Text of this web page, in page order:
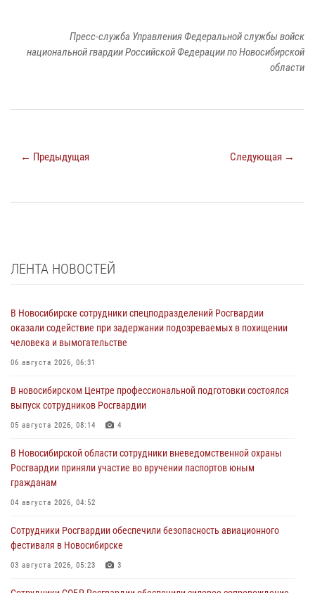
Пресс-служба Управления Федеральной службы войск
национальной гвардии Российской Федерации по Новосибирской
области
← Предыдущая Следующая →
ЛЕНТА НОВОСТЕЙ
В Новосибирске сотрудники спецподразделений Росгвардии
оказали содействие при задержании подозреваемых в похищении
человека и вымогательстве
06 августа 2026, 06:31
В новосибирском Центре профессиональной подготовки состоялся
выпуск сотрудников Росгвардии
05 августа 2026, 08:14 4
В Новосибирской области сотрудники вневедомственной охраны
Росгвардии приняли участие во вручении паспортов юным
гражданам
04 августа 2026, 04:52
Сотрудники Росгвардии обеспечили безопасность авиационного
фестиваля в Новосибирске
03 августа 2026, 05:23 3